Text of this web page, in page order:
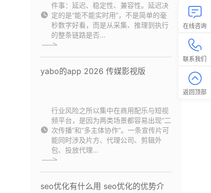
件事：延迟、稳定性、兼容性。延迟决
定的是“能不能实时用”，不是简单的毫
秒数字好看，而是从采集、推理到执行
的整条链路是否...
yabo的app 2026 传媒影视版
行业风险之所以集中在商用配乐与短视
频平台，是因为两类场景都容易出现“二
次传播”和“多主体协作”。一条宣传片可
能同时涉及片方、代理公司、剪辑外
包、投放代理...
seo优化有什么用 seo优化的优势介
在线咨询
联系我们
返回顶部